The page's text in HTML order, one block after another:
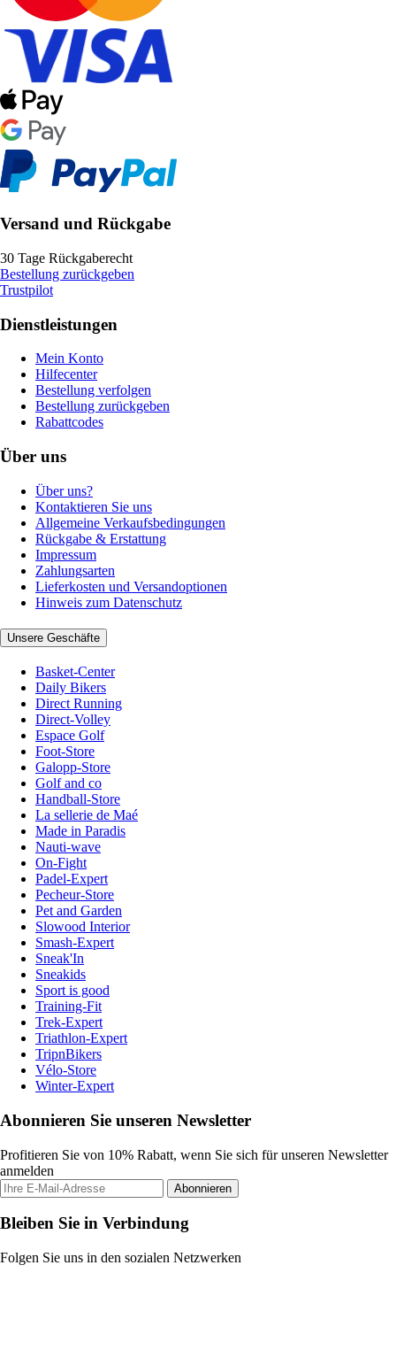
Versand und Rückgabe
30 Tage Rückgaberecht
Bestellung zurückgeben
Trustpilot
Dienstleistungen
Mein Konto
Hilfecenter
Bestellung verfolgen
Bestellung zurückgeben
Rabattcodes
Über uns
Über uns?
Kontaktieren Sie uns
Allgemeine Verkaufsbedingungen
Rückgabe & Erstattung
Impressum
Zahlungsarten
Lieferkosten und Versandoptionen
Hinweis zum Datenschutz
Unsere Geschäfte
Basket-Center
Daily Bikers
Direct Running
Direct-Volley
Espace Golf
Foot-Store
Galopp-Store
Golf and co
Handball-Store
La sellerie de Maé
Made in Paradis
Nauti-wave
On-Fight
Padel-Expert
Pecheur-Store
Pet and Garden
Slowood Interior
Smash-Expert
Sneak'In
Sneakids
Sport is good
Training-Fit
Trek-Expert
Triathlon-Expert
TripnBikers
Vélo-Store
Winter-Expert
Abonnieren Sie unseren Newsletter
Profitieren Sie von 10% Rabatt, wenn Sie sich für unseren Newsletter
anmelden
Abonnieren
Bleiben Sie in Verbindung
Folgen Sie uns in den sozialen Netzwerken